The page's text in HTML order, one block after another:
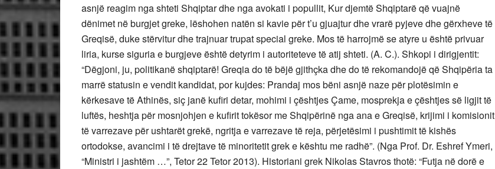
asnjë reagim nga shteti Shqiptar dhe nga avokati i popullit, Kur djemtë Shqiptarë që vuajnë
dënimet në burgjet greke, lëshohen natën si kavie për t’u gjuajtur dhe vrarë pyjeve dhe gërxheve të
Greqisë, duke stërvitur dhe trajnuar trupat special greke. Mos të harrojmë se atyre u është privuar
liria, kurse siguria e burgjeve është detyrim i autoriteteve të atij shteti. (A. C.). Shkopi i dirigjentit:
“Dëgjoni, ju, politikanë shqiptarë! Greqia do të bëjë gjithçka dhe do të rekomandojë që Shqipëria ta
marrë statusin e vendit kandidat, por kujdes: Prandaj mos bëni asnjë naze për plotësimin e
kërkesave të Athinës, siç janë kufiri detar, mohimi i çështjes Çame, mosprekja e çështjes së ligjit të
luftës, heshtja për mosnjohjen e kufirit tokësor me Shqipërinë nga ana e Greqisë, krijimi i komisionit
të varrezave për ushtarët grekë, ngritja e varrezave të reja, përjetësimi i pushtimit të kishës
ortodokse, avancimi i të drejtave të minoritetit grek e kështu me radhë”. (Nga Prof. Dr. Eshref Ymeri,
“Ministri i jashtëm …”, Tetor 22 Tetor 2013). Historiani grek Nikolas Stavros thotë: “Futja në dorë e